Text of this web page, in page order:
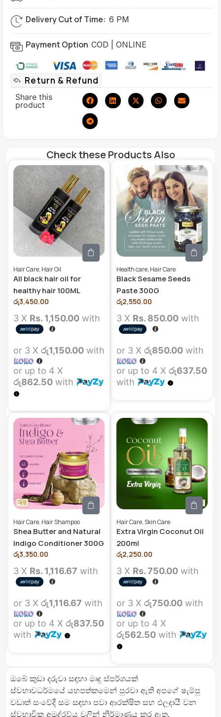
Delivery Cut of Time: 6 PM
Payment Option COD | ONLINE
Return & Refund
Share this
product
Check these Products Also
Hair Care, Hair Oil
All black hair oil for
healthy hair 100ML
රු3,450.00
3 X Rs. 1,150.00 with
or 3 X රු1,150.00 with
or up to 4 X
රු862.50 with
Health care, Hair Care
Black Sesame Seeds
Paste 300G
රු2,550.00
3 X Rs. 850.00 with
or 3 X රු850.00 with
or up to 4 X රු637.50
with
Hair Care, Hair Shampoo
Shea Butter and Natural
Indigo Conditioner 300G
රු3,350.00
3 X Rs. 1,116.67 with
or 3 X රු1,116.67 with
or up to 4 X රු837.50
with
Hair Care,Skin Care
Extra Virgin Coconut Oil
200ml
රු2,250.00
3 X Rs. 750.00 with
or 3 X රු750.00 with
or up to 4 X
රු562.50 with
ඔබේ කුඩා දරුවා සඳහා මෘදු ස්පර්ශයක්
ස්වභාවධර්මයේ යහපත්කමෙන් පුරවා ඇති අපගේ ෂැම්පු
වඩාත් සංවේදී සම සඳහා පවා ආරක්ෂිත සහ ඵලදායී වන
ස්වභාවික අමුද්රව්ය වලින් නිර්මාණය කර ඇත.